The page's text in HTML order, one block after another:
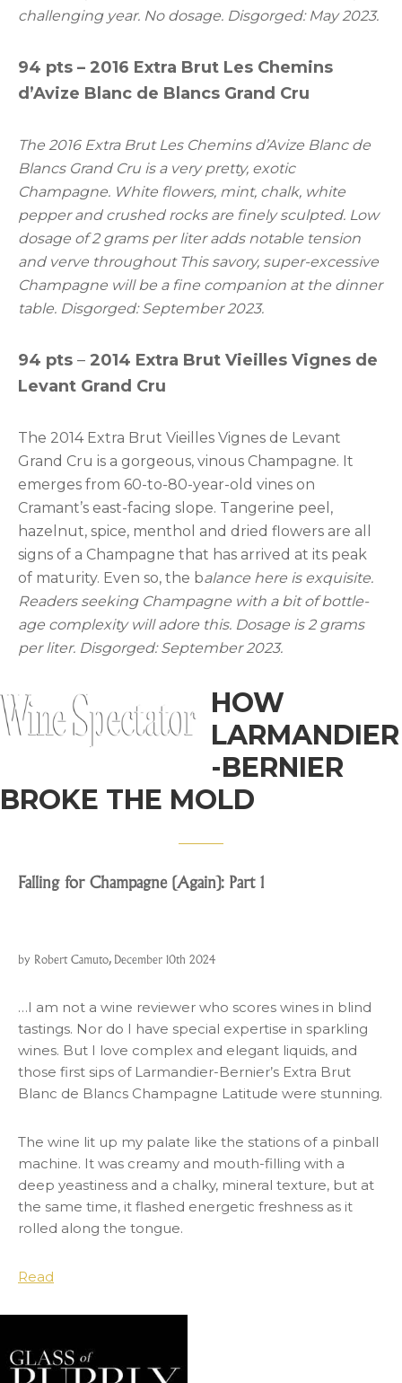
challenging year. No dosage. Disgorged: May 2023.
94 pts – 2016 Extra Brut Les Chemins
d’Avize Blanc de Blancs Grand Cru
The 2016 Extra Brut Les Chemins d’Avize Blanc de
Blancs Grand Cru is a very pretty, exotic
Champagne. White flowers, mint, chalk, white
pepper and crushed rocks are finely sculpted. Low
dosage of 2 grams per liter adds notable tension
and verve throughout This savory, super-excessive
Champagne will be a fine companion at the dinner
table. Disgorged: September 2023.
94 pts – 2014 Extra Brut Vieilles Vignes de
Levant Grand Cru
The 2014 Extra Brut Vieilles Vignes de Levant
Grand Cru is a gorgeous, vinous Champagne. It
emerges from 60-to-80-year-old vines on
Cramant’s east-facing slope. Tangerine peel,
hazelnut, spice, menthol and dried flowers are all
signs of a Champagne that has arrived at its peak
of maturity. Even so, the balance here is exquisite.
Readers seeking Champagne with a bit of bottle-
age complexity will adore this. Dosage is 2 grams
per liter. Disgorged: September 2023.
HOW
LARMANDIER
-BERNIER
BROKE THE MOLD
Falling for Champagne (Again): Part 1
by Robert Camuto, December 10th 2024
…I am not a wine reviewer who scores wines in blind
tastings. Nor do I have special expertise in sparkling
wines. But I love complex and elegant liquids, and
those first sips of Larmandier-Bernier’s Extra Brut
Blanc de Blancs Champagne Latitude were stunning.
The wine lit up my palate like the stations of a pinball
machine. It was creamy and mouth-filling with a
deep yeastiness and a chalky, mineral texture, but at
the same time, it flashed energetic freshness as it
rolled along the tongue.
Read